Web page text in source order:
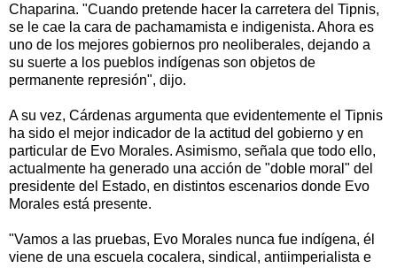
Chaparina. "Cuando pretende hacer la carretera del Tipnis,
se le cae la cara de pachamamista e indigenista. Ahora es
uno de los mejores gobiernos pro neoliberales, dejando a
su suerte a los pueblos indígenas son objetos de
permanente represión", dijo.
A su vez, Cárdenas argumenta que evidentemente el Tipnis
ha sido el mejor indicador de la actitud del gobierno y en
particular de Evo Morales. Asimismo, señala que todo ello,
actualmente ha generado una acción de "doble moral" del
presidente del Estado, en distintos escenarios donde Evo
Morales está presente.
"Vamos a las pruebas, Evo Morales nunca fue indígena, él
viene de una escuela cocalera, sindical, antiimperialista e